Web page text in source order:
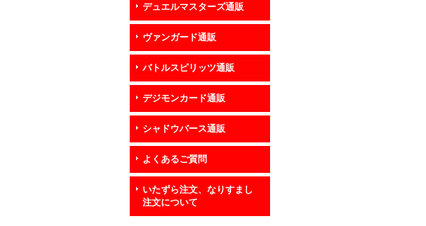
デュエルマスターズ通販
ヴァンガード通販
バトルスピリッツ通販
デジモンカード通販
シャドウバース通販
よくあるご質問
いたずら注文、なりすまし
注文について